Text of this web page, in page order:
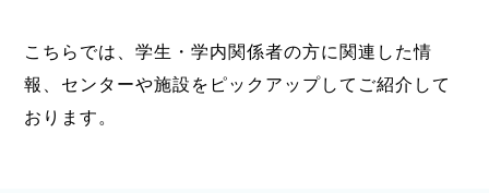
こちらでは、学生・学内関係者の方に関連した情
報、センターや施設をピックアップしてご紹介して
おります。